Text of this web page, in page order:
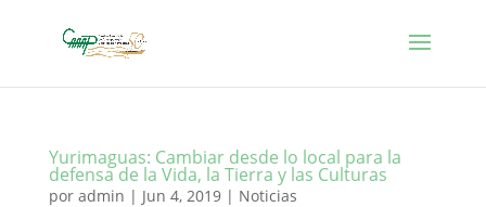
Yurimaguas: Cambiar desde lo local para la
defensa de la Vida, la Tierra y las Culturas
por admin | Jun 4, 2019| Noticias